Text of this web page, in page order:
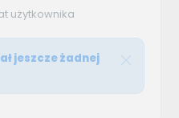
użytkownika
jeszcze żadnej